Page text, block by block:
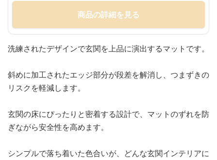
商品の詳細を見る
洗練されたデザインで玄関を上品に演出するマットです。
斜めに加工されたエッジ部分が段差を解消し、つまずきの
リスクを軽減します。
玄関の床にぴったりと密着する設計で、マットのずれを防
ぎながら安全性を高めます。
シンプルで落ち着いた色合いが、どんな玄関インテリアに